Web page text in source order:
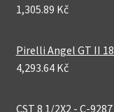
1,305.89 Kč
Pirelli Angel GT II
4,293.64 Kč
CST 8 1/2X2 - C-